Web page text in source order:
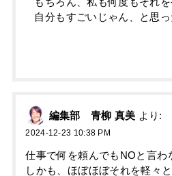
自分もすごいじゃん、と思っ
編集部 青柳 真美 より:
2024-12-23 10:38 PM
仕事で何を頼んでもNOと言わ
しかも、ほぼほぼそれを軽々